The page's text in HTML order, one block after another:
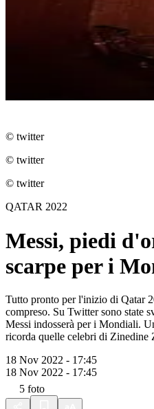
© twitter
© twitter
© twitter
QATAR 2022
Messi, piedi
scarpe per i
Tutto pronto per l'inizio di Qatar
compreso. Su Twitter sono state
Messi indosserà per i Mondiali.
ricorda quelle celebri di Zinedine
18 Nov 2022 - 17:45
18 Nov 2022 - 17:45
5 foto